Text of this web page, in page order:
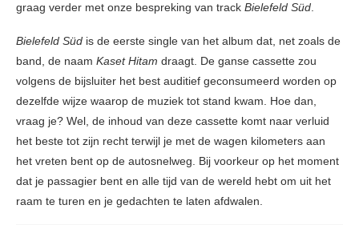
graag verder met onze bespreking van track Bielefeld Süd.
Bielefeld Süd is de eerste single van het album dat, net zoals de
band, de naam Kaset Hitam draagt. De ganse cassette zou
volgens de bijsluiter het best auditief geconsumeerd worden op
dezelfde wijze waarop de muziek tot stand kwam. Hoe dan,
vraag je? Wel, de inhoud van deze cassette komt naar verluid
het beste tot zijn recht terwijl je met de wagen kilometers aan
het vreten bent op de autosnelweg. Bij voorkeur op het moment
dat je passagier bent en alle tijd van de wereld hebt om uit het
raam te turen en je gedachten te laten afdwalen.